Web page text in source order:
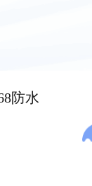
防水